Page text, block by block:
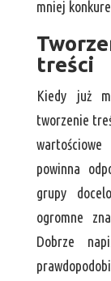
mniej
treści
Kiedy już
tworzenie
powinna
grupy
ogromne
Dobrze